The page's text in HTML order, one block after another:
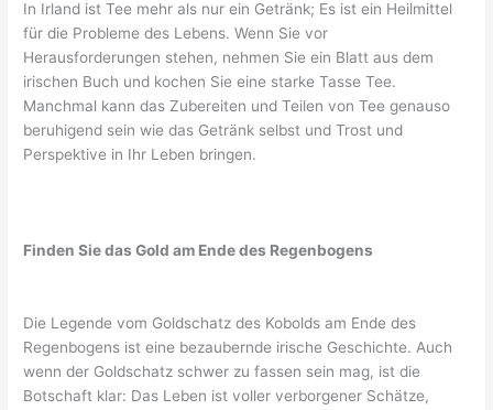
In Irland ist Tee mehr als nur ein Getränk; Es ist ein Heilmittel
für die Probleme des Lebens. Wenn Sie vor
Herausforderungen stehen, nehmen Sie ein Blatt aus dem
irischen Buch und kochen Sie eine starke Tasse Tee.
Manchmal kann das Zubereiten und Teilen von Tee genauso
beruhigend sein wie das Getränk selbst und Trost und
Perspektive in Ihr Leben bringen.
Finden Sie das Gold am Ende des Regenbogens
Die Legende vom Goldschatz des Kobolds am Ende des
Regenbogens ist eine bezaubernde irische Geschichte. Auch
wenn der Goldschatz schwer zu fassen sein mag, ist die
Botschaft klar: Das Leben ist voller verborgener Schätze,